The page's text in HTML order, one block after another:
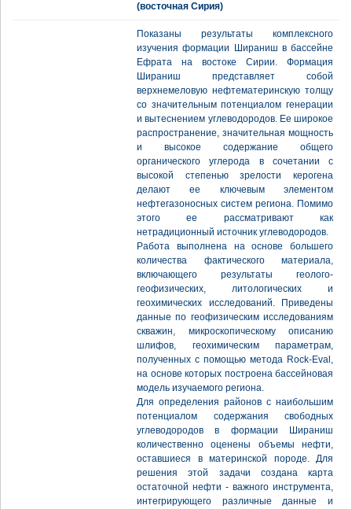
(восточная Сирия)
Показаны результаты комплексного
изучения формации Шираниш в бассейне
Ефрата на востоке Сирии. Формация
Шираниш представляет собой
верхнемеловую нефтематеринскую толщу
со значительным потенциалом генерации
и вытеснением углеводородов. Ее широкое
распространение, значительная мощность
и высокое содержание общего
органического углерода в сочетании с
высокой степенью зрелости керогена
делают ее ключевым элементом
нефтегазоносных систем региона. Помимо
этого ее рассматривают как
нетрадиционный источник углеводородов.
Работа выполнена на основе большего
количества фактического материала,
включающего результаты геолого-
геофизических, литологических и
геохимических исследований. Приведены
данные по геофизическим исследованиям
скважин, микроскопическому описанию
шлифов, геохимическим параметрам,
полученных с помощью метода Rock-Eval,
на основе которых построена бассейновая
модель изучаемого региона.
Для определения районов с наибольшим
потенциалом содержания свободных
углеводородов в формации Шираниш
количественно оценены объемы нефти,
оставшиеся в материнской породе. Для
решения этой задачи создана карта
остаточной нефти - важного инструмента,
интегрирующего различные данные и